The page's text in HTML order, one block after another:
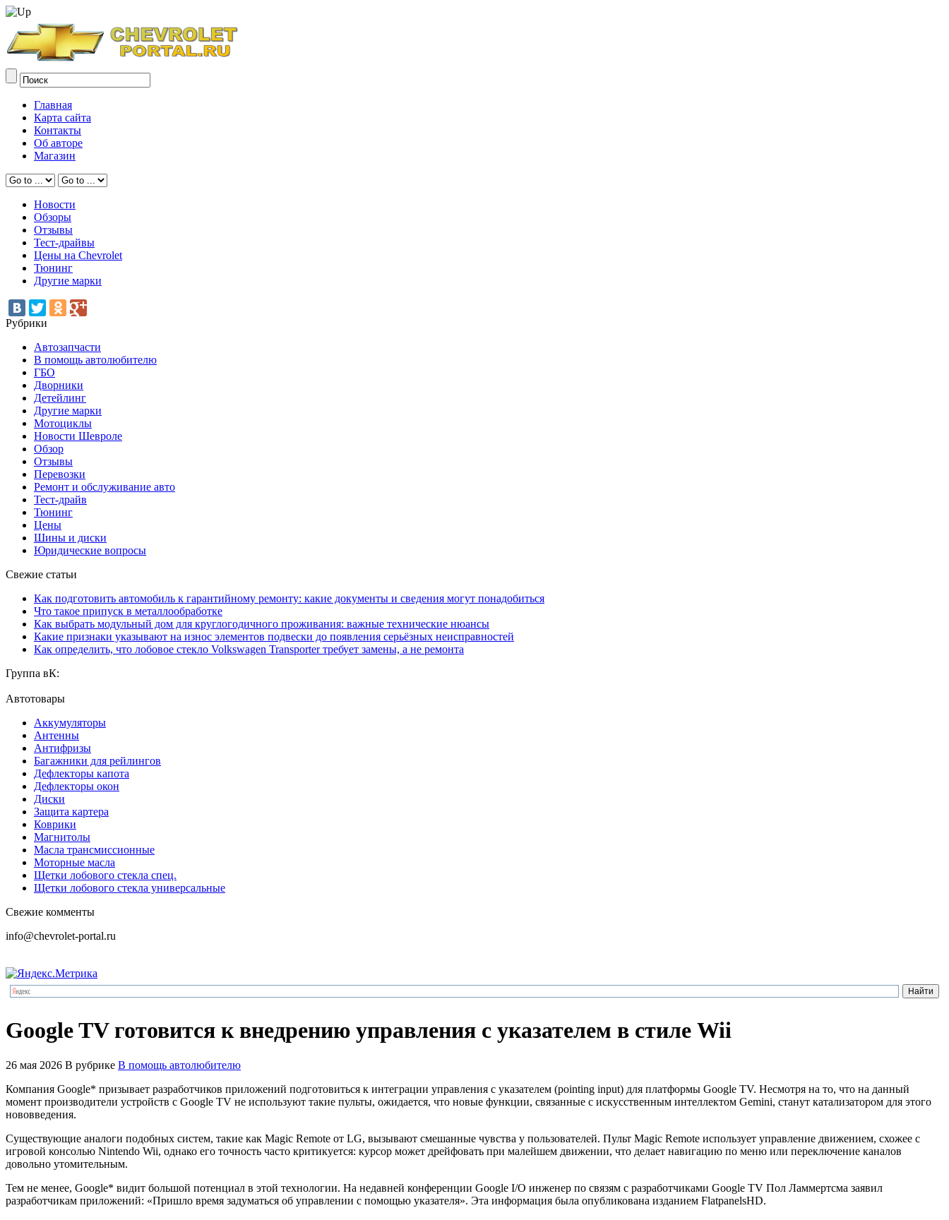
Главная
Карта сайта
Контакты
Об авторе
Магазин
Новости
Обзоры
Отзывы
Тест-драйвы
Цены на Chevrolet
Тюнинг
Другие марки
Рубрики
Автозапчасти
В помощь автолюбителю
ГБО
Дворники
Детейлинг
Другие марки
Мотоциклы
Новости Шевроле
Обзор
Отзывы
Перевозки
Ремонт и обслуживание авто
Тест-драйв
Тюнинг
Цены
Шины и диски
Юридические вопросы
Свежие статьи
Как подготовить автомобиль к гарантийному ремонту: какие документы и сведения могут понадобиться
Что такое припуск в металлообработке
Как выбрать модульный дом для круглогодичного проживания: важные технические нюансы
Какие признаки указывают на износ элементов подвески до появления серьёзных неисправностей
Как определить, что лобовое стекло Volkswagen Transporter требует замены, а не ремонта
Группа вК:
Автотовары
Аккумуляторы
Антенны
Антифризы
Багажники для рейлингов
Дефлекторы капота
Дефлекторы окон
Диски
Защита картера
Коврики
Магнитолы
Масла трансмиссионные
Моторные масла
Щетки лобового стекла спец.
Щетки лобового стекла универсальные
Свежие комменты
info@chevrolet-portal.ru
Google TV готовится к внедрению управления с указателем в стиле Wii
26 мая 2026 В рубрике В помощь автолюбителю
Компания Google* призывает разработчиков приложений подготовиться к интеграции управления с указателем (pointing input) для платформы Google TV. Несмотря на то, что на данный
момент производители устройств с Google TV не используют такие пульты, ожидается, что новые функции, связанные с искусственным интеллектом Gemini, станут катализатором для этого
нововведения.
Существующие аналоги подобных систем, такие как Magic Remote от LG, вызывают смешанные чувства у пользователей. Пульт Magic Remote использует управление движением, схожее с
игровой консолью Nintendo Wii, однако его точность часто критикуется: курсор может дрейфовать при малейшем движении, что делает навигацию по меню или переключение каналов
довольно утомительным.
Тем не менее, Google* видит большой потенциал в этой технологии. На недавней конференции Google I/O инженер по связям с разработчиками Google TV Пол Ламмертсма заявил
разработчикам приложений: «Пришло время задуматься об управлении с помощью указателя». Эта информация была опубликована изданием FlatpanelsHD.